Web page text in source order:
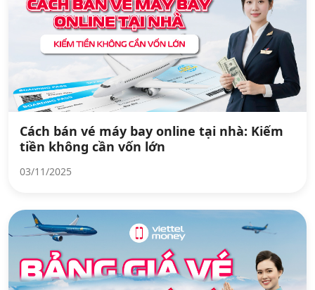
Cách bán vé máy bay online tại nhà: Kiếm
tiền không cần vốn lớn
03/11/2025